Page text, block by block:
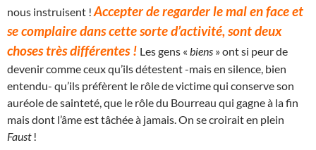
nous instruisent ! Accepter de regarder le mal en face et
se complaire dans cette sorte d’activité, sont deux
choses très différentes ! Les gens « biens » ont si peur de
devenir comme ceux qu’ils détestent -mais en silence, bien
entendu- qu’ils préfèrent le rôle de victime qui conserve son
auréole de sainteté, que le rôle du Bourreau qui gagne à la fin
mais dont l’âme est tâchée à jamais. On se croirait en plein
Faust!